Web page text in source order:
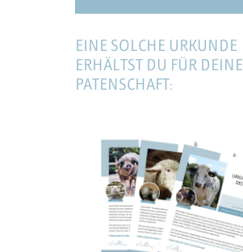
EINE SOLCHE URKUNDE
ERHÄLTST DU FÜR DEINE
PATENSCHAFT: